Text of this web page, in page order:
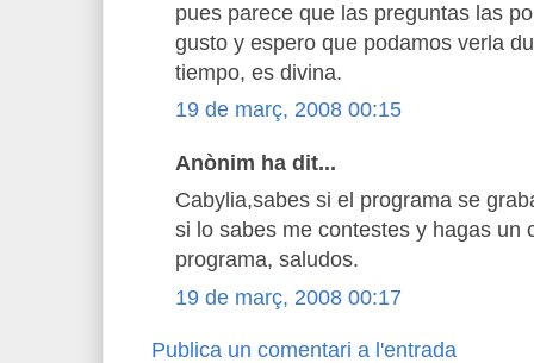
pues parece que las preguntas las
gusto y espero que podamos verla
tiempo, es divina.
19 de març, 2008 00:15
Anònim ha dit...
Cabylia,sabes si el programa se
si lo sabes me contestes y hagas un
programa, saludos.
19 de març, 2008 00:17
Publica un comentari a l'entrada